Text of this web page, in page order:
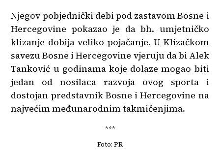
Njegov pobjednički debi pod zastavom Bosne i
Hercegovine pokazao je da bh. umjetničko
klizanje dobija veliko pojačanje. U Klizačkom
savezu Bosne i Hercegovine vjeruju da bi Alek
Tanković u godinama koje dolaze mogao biti
jedan od nosilaca razvoja ovog sporta i
dostojan predstavnik Bosne i Hercegovine na
najvećim međunarodnim takmičenjima.
***
Foto: PR